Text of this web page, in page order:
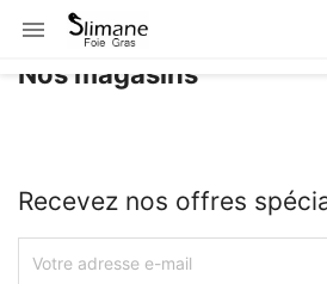

Nos magasins
Recevez nos offres